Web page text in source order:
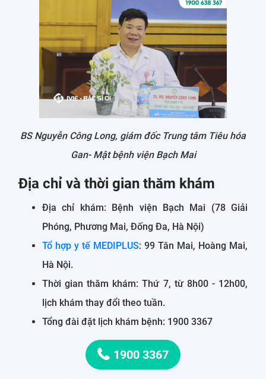
BS Nguyễn Công Long, giám đốc Trung tâm Tiêu hóa
Gan- Mật bệnh viện Bạch Mai
Địa chỉ và thời gian thăm khám
Địa chỉ khám: Bệnh viện Bạch Mai (78 Giải
Phóng, Phương Mai, Đống Đa, Hà Nội)
Tổ hợp y tế MEDIPLUS: 99 Tân Mai, Hoàng Mai,
Hà Nội.
Thời gian thăm khám: Thứ 7, từ 8h00 - 12h00,
lịch khám thay đổi theo tuần.
Tổng đài đặt lịch khám bệnh: 1900 3367
1900 3367